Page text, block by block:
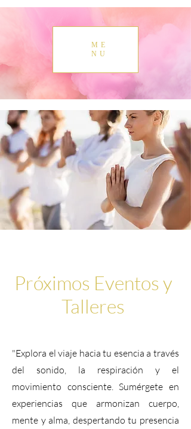
ME
NU
Próximos Eventos y
Talleres
"Explora el viaje hacia tu esencia a través
del sonido, la respiración y el
movimiento consciente. Sumérgete en
experiencias que armonizan cuerpo,
mente y alma, despertando tu presencia